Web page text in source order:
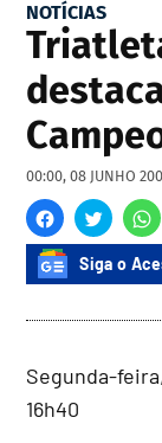
NOTÍCIAS
00:00, 08 JUNHO
Siga o
Segunda-
16h40